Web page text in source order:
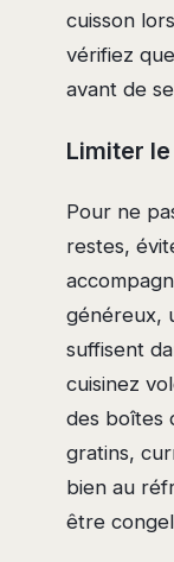
cuisson
vérifiez
avant de
Limiter
Pour ne
restes,
généreux,
suffisent
cuisinez
des boîtes
gratins,
bien au
être